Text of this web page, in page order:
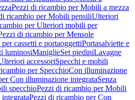
Pezzi di ricambio per Mobili a mezza
ricambio per Mobili pensiliUlteriori
per Ulteriori mobili per
di ricambio per Mensole
cassetti e portaoggettiPortasalviette e
luminosiManiglieSet piediniLavagne
accessoriSpecchi e mobili
per SpecchioCon illuminazione
Con illuminazione integrataSenza
specchioPezzi di ricambio per Mobili
Pezzi di ricambio per Con